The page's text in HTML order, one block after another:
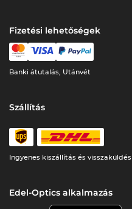
Fizetési lehetőségek
Banki átutalás, Utánvét
Szállítás
Ingyenes kiszállítás és visszaküldés
Edel-Optics alkalmazás